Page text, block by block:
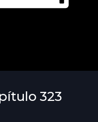
323